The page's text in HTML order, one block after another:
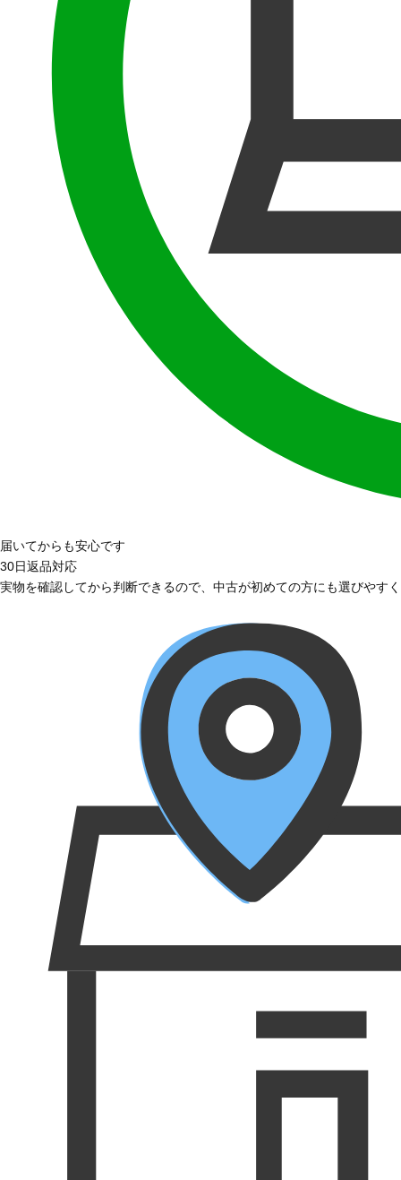
届いてからも安心です
30日返品対応
実物を確認してから判断できるので、中古が初めての方にも選びやす